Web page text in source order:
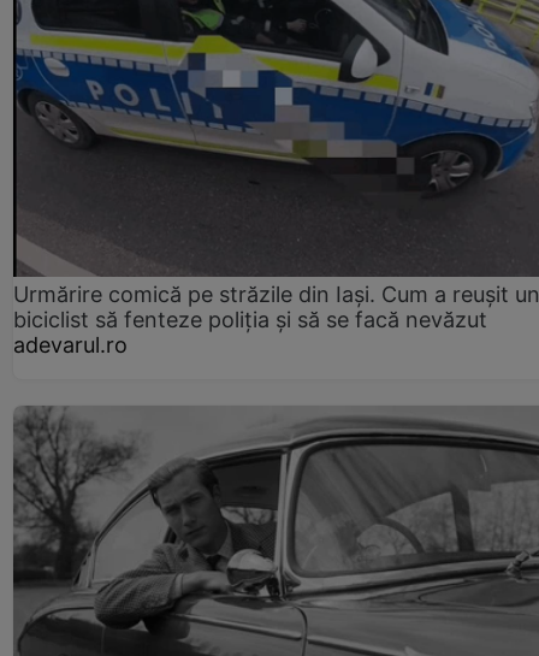
Urmărire comică pe străzile din Iași. Cum a reușit un
biciclist să fenteze poliția și să se facă nevăzut
adevarul.ro